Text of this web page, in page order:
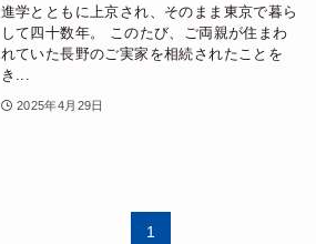
進学とともに上京され、そのまま東京で暮ら
して四十数年。 このたび、ご両親が住まわ
れていた長野のご実家を相続されたことを
き...
2025年4月29日
1